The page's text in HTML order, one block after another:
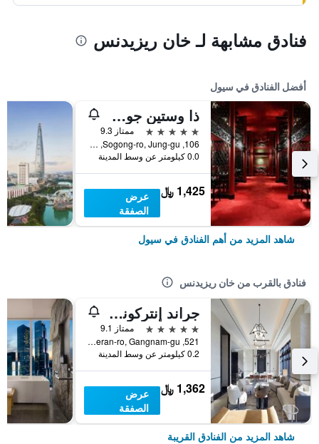
فنادق مشابهة لـ خان ريزيدنس
أفضل الفنادق في سيول
ذا وستين جوسون سول
5 نجوم
ممتاز 9.3
106, Sogong-ro, Jung-gu, سيول, كوريا الجنوبية
0.0 كيلومتر عن وسط المدينة
1,425 ﷼
عرض
الصفقة
شاهد المزيد من أهم الفنادق في سيول
فنادق بالقرب من خان ريزيدنس
جراند إنتركونتننتال سول بارناس باي آيتش جي
5 نجوم
ممتاز 9.1
521, Teheran-ro, Gangnam-gu, سيول, كوريا الجنوبية
0.2 كيلومتر عن وسط المدينة
1,362 ﷼
عرض
الصفقة
شاهد المزيد من الفنادق القريبة